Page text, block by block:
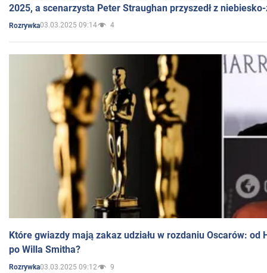
2025, a scenarzysta Peter Straughan przyszedł z
Rozrywka03.03.2025 09:14 4
Które gwiazdy mają zakaz udziału w rozdaniu Oscarów: od
po Willa Smitha?
Rozrywka03.03.2025 09:12 9